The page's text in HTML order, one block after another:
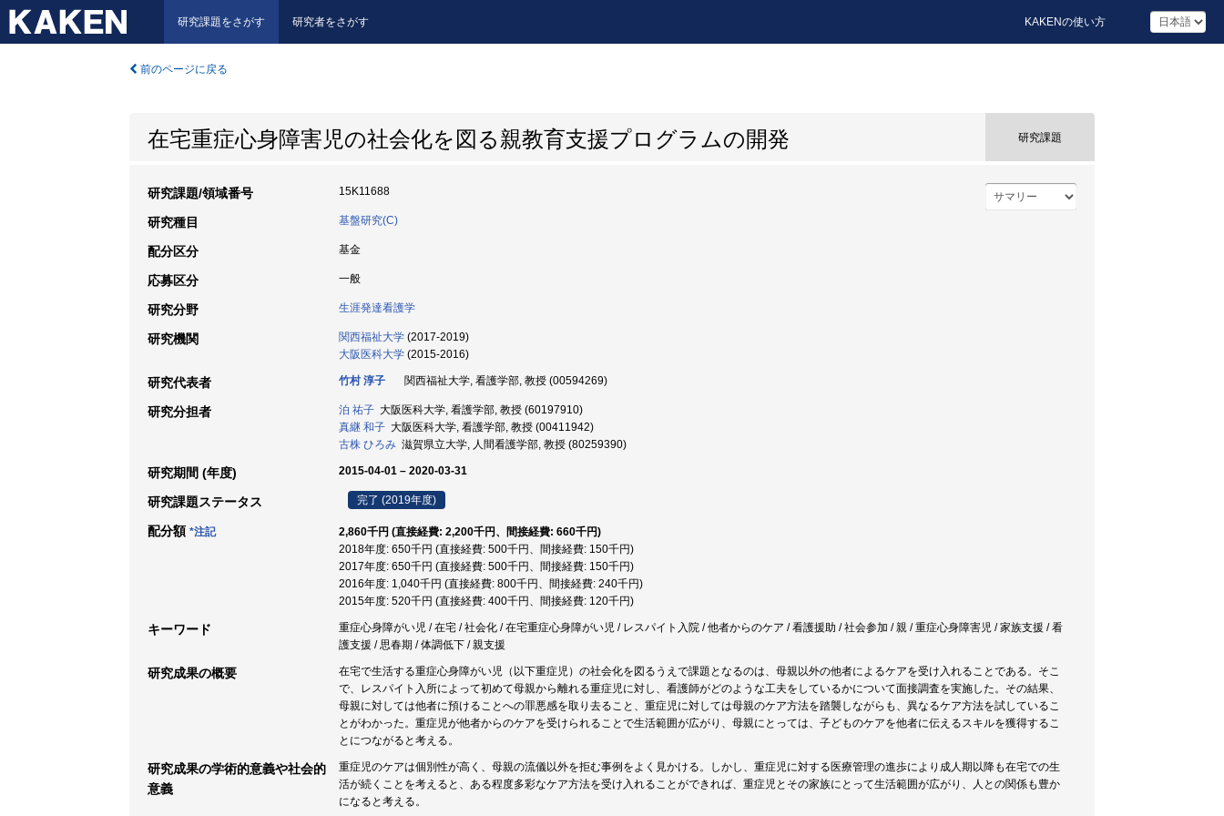
研究課題をさがす 研究者をさがす KAKENの使い方
前のページに戻る
在宅重症心身障害児の社会化を図る親教育支援プログラムの開発 研究課題
研究課題/領域番号 15K11688
研究種目 基盤研究(C)
配分区分 基金
応募区分 一般
研究分野 生涯発達看護学
研究機関 関西福祉大学 (2017-2019)
大阪医科大学 (2015-2016)
研究代表者 竹村 淳子 関西福祉大学, 看護学部, 教授 (00594269)
研究分担者 泊 祐子 大阪医科大学, 看護学部, 教授 (60197910)
真継 和子 大阪医科大学, 看護学部, 教授 (00411942)
古株 ひろみ 滋賀県立大学, 人間看護学部, 教授 (80259390)
研究期間 (年度) 2015-04-01 – 2020-03-31
研究課題ステータス 完了 (2019年度)
配分額 *注記
2,860千円 (直接経費: 2,200千円、間接経費: 660千円)
2018年度: 650千円 (直接経費: 500千円、間接経費: 150千円)
2017年度: 650千円 (直接経費: 500千円、間接経費: 150千円)
2016年度: 1,040千円 (直接経費: 800千円、間接経費: 240千円)
2015年度: 520千円 (直接経費: 400千円、間接経費: 120千円)
キーワード
重症心身障がい児 / 在宅 / 社会化 / 在宅重症心身障がい児 / レスパイト入院 / 他者からのケア / 看護援助 / 社会参加 / 親 / 重症心身障害児 / 家族支援 / 看
護支援 / 思春期 / 体調低下 / 親支援
研究成果の概要
在宅で生活する重症心身障がい児（以下重症児）の社会化を図るうえで課題となるのは、母親以外の他者によるケアを受け入れることである。そこ
で、レスパイト入所によって初めて母親から離れる重症児に対し、看護師がどのような工夫をしているかについて面接調査を実施した。その結果、
母親に対しては他者に預けることへの罪悪感を取り去ること、重症児に対しては母親のケア方法を踏襲しながらも、異なるケア方法を試しているこ
とがわかった。重症児が他者からのケアを受けられることで生活範囲が広がり、母親にとっては、子どものケアを他者に伝えるスキルを獲得するこ
とにつながると考える。
研究成果の学術的意義や社会的
意義
重症児のケアは個別性が高く、母親の流儀以外を拒む事例をよく見かける。しかし、重症児に対する医療管理の進歩により成人期以降も在宅での生
活が続くことを考えると、ある程度多彩なケア方法を受け入れることができれば、重症児とその家族にとって生活範囲が広がり、人との関係も豊か
になると考える。